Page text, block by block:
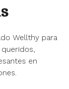
Wellthy para
en